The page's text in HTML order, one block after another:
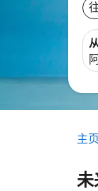
主页
未
没